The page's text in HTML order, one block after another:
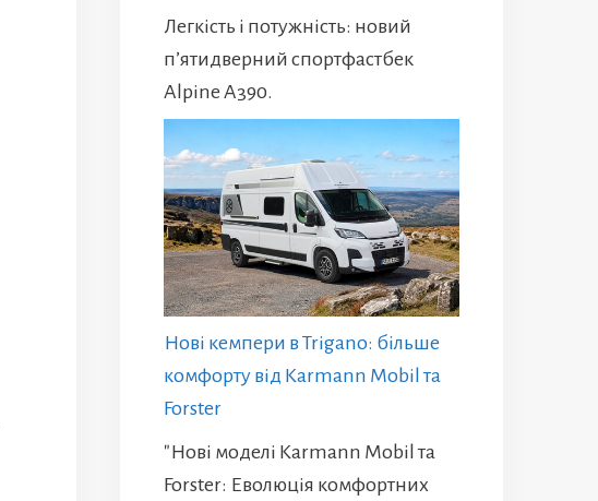
Легкість і потужність: новий
п’ятидверний спортфастбек
Alpine A390.
Нові кемпери в Trigano: більше
комфорту від Karmann Mobil та
Forster
"Нові моделі Karmann Mobil та
Forster: Еволюція комфортних